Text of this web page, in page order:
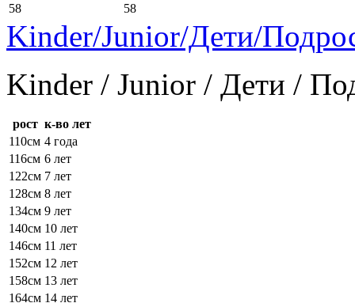
58
58
Kinder/Junior/Дети/
Kinder / Junior / Дети /
рост к-во лет
110см 4 года
116см 6 лет
122см 7 лет
128см 8 лет
134см 9 лет
140см 10 лет
146см 11 лет
152см 12 лет
158см 13 лет
164см 14 лет